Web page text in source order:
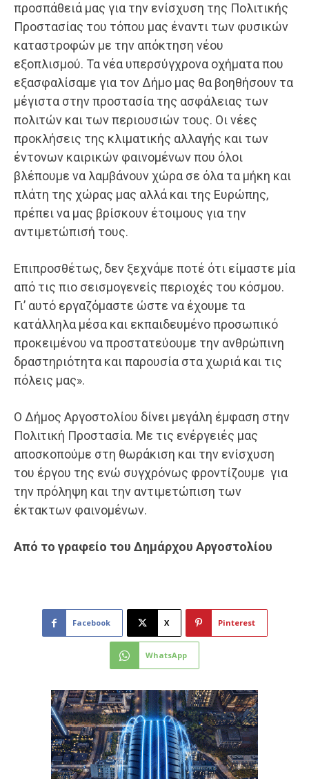
προσπάθειά μας για την ενίσχυση της Πολιτικής
Προστασίας του τόπου μας έναντι των φυσικών
καταστροφών με την απόκτηση νέου
εξοπλισμού. Τα νέα υπερσύγχρονα οχήματα που
εξασφαλίσαμε για τον Δήμο μας θα βοηθήσουν τα
μέγιστα στην προστασία της ασφάλειας των
πολιτών και των περιουσιών τους. Οι νέες
προκλήσεις της κλιματικής αλλαγής και των
έντονων καιρικών φαινομένων που όλοι
βλέπουμε να λαμβάνουν χώρα σε όλα τα μήκη και
πλάτη της χώρας μας αλλά και της Ευρώπης,
πρέπει να μας βρίσκουν έτοιμους για την
αντιμετώπισή τους.
Επιπροσθέτως, δεν ξεχνάμε ποτέ ότι είμαστε μία
από τις πιο σεισμογενείς περιοχές του κόσμου.
Γι’ αυτό εργαζόμαστε ώστε να έχουμε τα
κατάλληλα μέσα και εκπαιδευμένο προσωπικό
προκειμένου να προστατεύουμε την ανθρώπινη
δραστηριότητα και παρουσία στα χωριά και τις
πόλεις μας».
Ο Δήμος Αργοστολίου δίνει μεγάλη έμφαση στην
Πολιτική Προστασία. Με τις ενέργειές μας
αποσκοπούμε στη θωράκιση και την ενίσχυση
του έργου της ενώ συγχρόνως φροντίζουμε για
την πρόληψη και την αντιμετώπιση των
έκτακτων φαινομένων.
Από το γραφείο του Δημάρχου Αργοστολίου
Facebook X Pinterest
WhatsApp